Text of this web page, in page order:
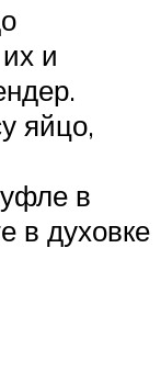
и
яйцо,
в
в духовке